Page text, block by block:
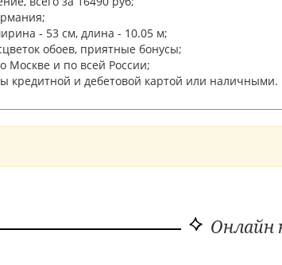
- 53 см, длина - 10.05 м;
обоев, приятные бонусы;
Москве и по всей России;
кредитной и дебетовой картой или наличными.
Онлайн